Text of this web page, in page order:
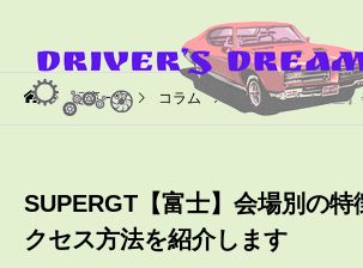
記事一覧 コラム SUPERGT【富士】会場別の特
SUPERGT【富士】会場別の特
クセス方法を紹介します